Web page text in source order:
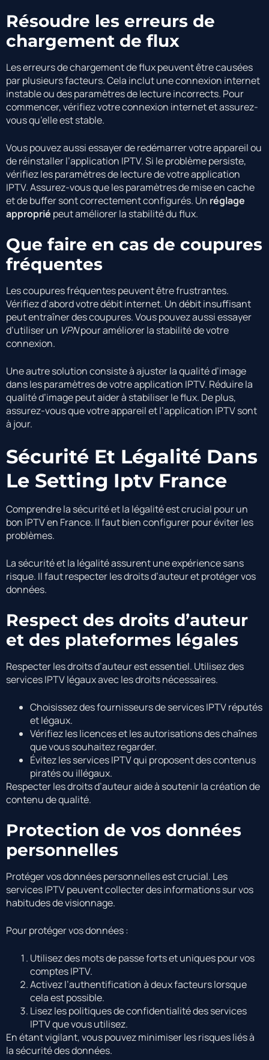
Résoudre les erreurs de
chargement de flux
Les erreurs de chargement de flux peuvent être causées
par plusieurs facteurs. Cela inclut une connexion internet
instable ou des paramètres de lecture incorrects. Pour
commencer, vérifiez votre connexion internet et assurez-
vous qu’elle est stable.
Vous pouvez aussi essayer de redémarrer votre appareil ou
de réinstaller l’application IPTV. Si le problème persiste,
vérifiez les paramètres de lecture de votre application
IPTV. Assurez-vous que les paramètres de mise en cache
et de buffer sont correctement configurés. Un réglage
approprié peut améliorer la stabilité du flux.
Que faire en cas de coupures
fréquentes
Les coupures fréquentes peuvent être frustrantes.
Vérifiez d’abord votre débit internet. Un débit insuffisant
peut entraîner des coupures. Vous pouvez aussi essayer
d’utiliser un VPNpour améliorer la stabilité de votre
connexion.
Une autre solution consiste à ajuster la qualité d’image
dans les paramètres de votre application IPTV. Réduire la
qualité d’image peut aider à stabiliser le flux. De plus,
assurez-vous que votre appareil et l’application IPTV sont
à jour.
Sécurité Et Légalité Dans
Le Setting Iptv France
Comprendre la sécurité et la légalité est crucial pour un
bon IPTV en France. Il faut bien configurer pour éviter les
problèmes.
La sécurité et la légalité assurent une expérience sans
risque. Il faut respecter les droits d’auteur et protéger vos
données.
Respect des droits d’auteur
et des plateformes légales
Respecter les droits d’auteur est essentiel. Utilisez des
services IPTV légaux avec les droits nécessaires.
Choisissez des fournisseurs de services IPTV réputés
et légaux.
Vérifiez les licences et les autorisations des chaînes
que vous souhaitez regarder.
Évitez les services IPTV qui proposent des contenus
piratés ou illégaux.
Respecter les droits d’auteur aide à soutenir la création de
contenu de qualité.
Protection de vos données
personnelles
Protéger vos données personnelles est crucial. Les
services IPTV peuvent collecter des informations sur vos
habitudes de visionnage.
Pour protéger vos données :
Utilisez des mots de passe forts et uniques pour vos
comptes IPTV.
Activez l’authentification à deux facteurs lorsque
cela est possible.
Lisez les politiques de confidentialité des services
IPTV que vous utilisez.
En étant vigilant, vous pouvez minimiser les risques liés à
la sécurité des données.